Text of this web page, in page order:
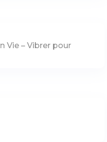
Vie – Vibrer pour